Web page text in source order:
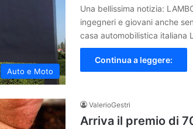
Auto e Moto
Una bellissima notizia:
ingegneri e giovani anche
casa automobilistica italiana
Continua a leggere:
ValerioGestri
Arriva il premio di